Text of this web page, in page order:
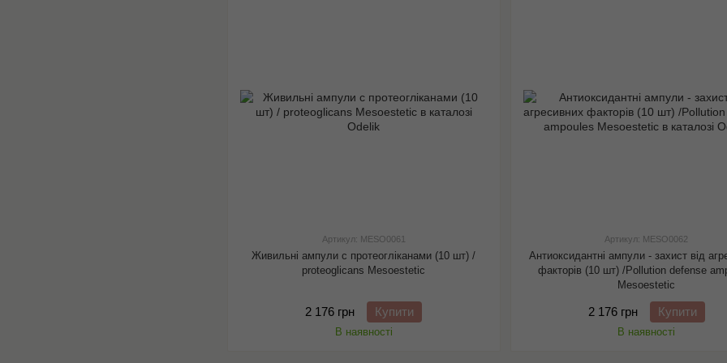
Артикул: MESO0061
Живильні ампули с протеогліканами (10 шт) /
proteoglicans Mesoestetic
2 176 грн Купити
В наявності
Артикул: MESO0062
Антиоксидантні ампули - захист від
факторів (10 шт) /Pollution defense
Mesoestetic
2 176 грн Купити
В наявності